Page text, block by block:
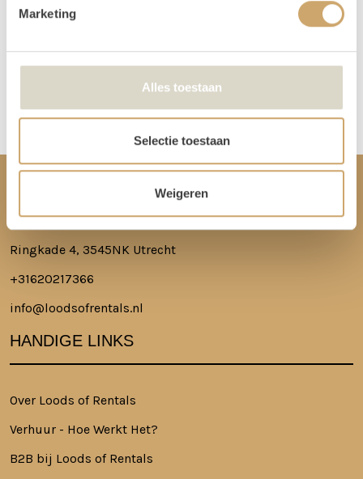
Marketing
Alles toestaan
Selectie toestaan
Weigeren
Disclaimer: Dit product is een verhuurproduct en kan gebruikssporen bevatten zoals krassen, deuken
Ringkade 4, 3545NK Utrecht
+31620217366
info@loodsofrentals.nl
HANDIGE LINKS
Over Loods of Rentals
Verhuur - Hoe Werkt Het?
B2B bij Loods of Rentals